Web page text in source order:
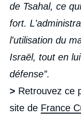
de Tsahal, ce
fort.
l'utilisation du
Israël, tout en
défense”.
> Retrouvez ce
site de France